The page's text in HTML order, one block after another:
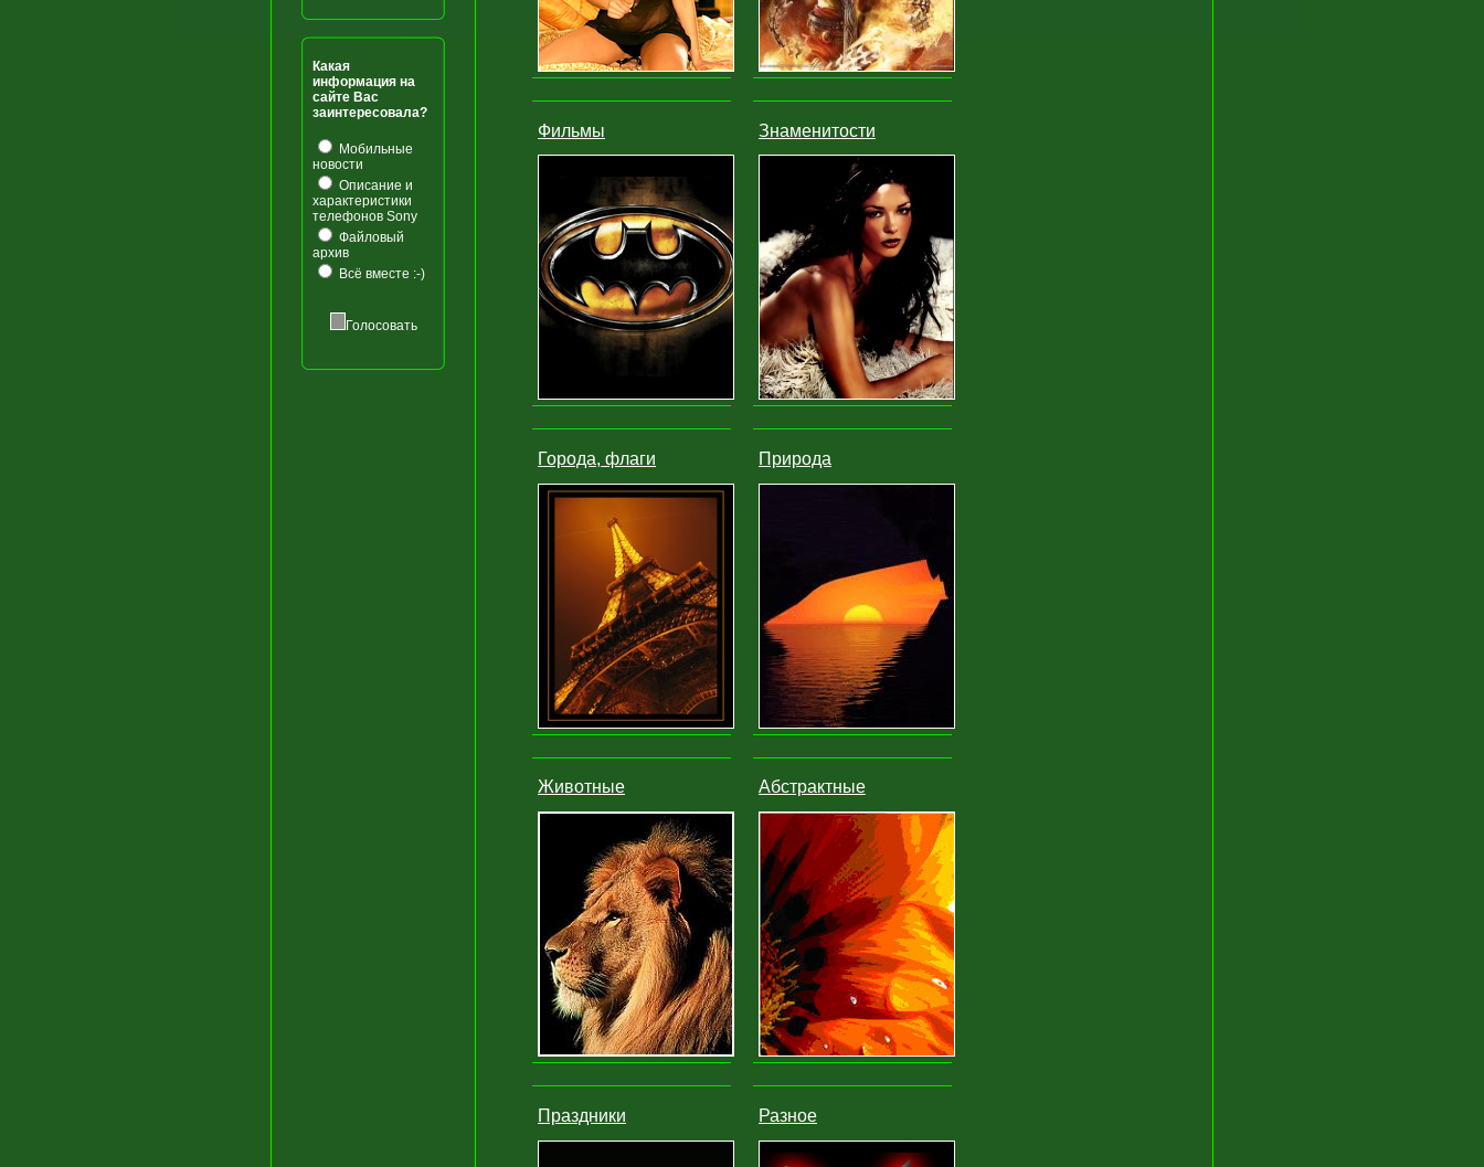
Какая
информация на
сайте Вас
заинтересовала?
Мобильные
новости
Описание и
характеристики
телефонов Sony
Файловый
архив
Всё вместе :-)
Голосовать
Фильмы Знаменитости
Города, флаги Природа
Животные Абстрактные
Праздники Разное